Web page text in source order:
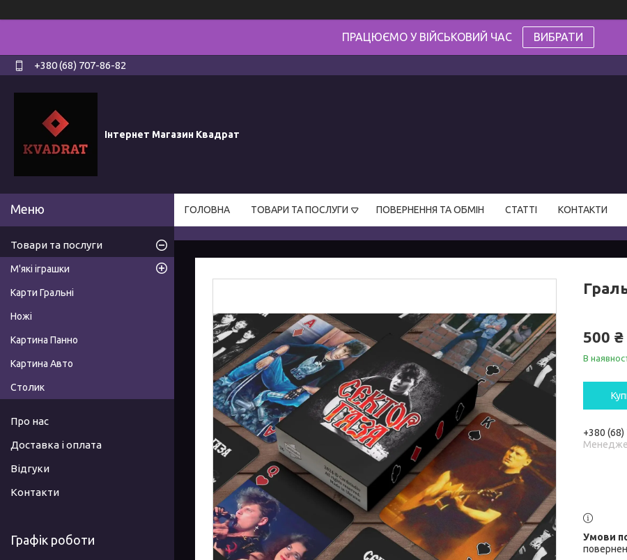
ПРАЦЮЄМО У ВІЙСЬКОВИЙ ЧАС ВИБРАТИ
+380 (68) 707-86-82
Інтернет Магазин Квадрат
ГОЛОВНА ТОВАРИ ТА ПОСЛУГИ ПОВЕРНЕННЯ ТА ОБМІН СТАТТІ КОНТАКТИ
500 ₴
В
+380
Товари та послуги
М'які іграшки
Карти Гральні
Ножі
Картина Панно
Картина Авто
Столик
Про нас
Доставка і оплата
Відгуки
Контакти
Графік роботи